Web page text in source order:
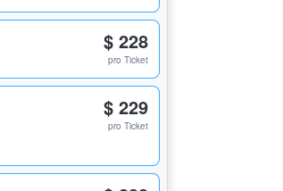
$ 228
pro Ticket
$ 229
pro Ticket